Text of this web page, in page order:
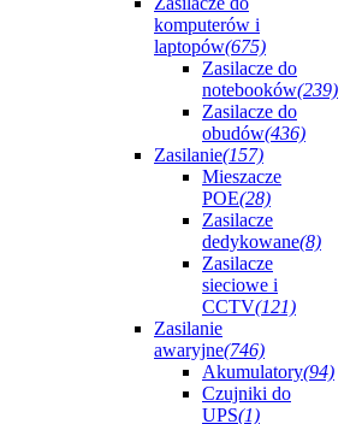
komputerów i
laptopów(675)
Zasilacze do
notebooków(239)
Zasilacze do
obudów(436)
Zasilanie(157)
Mieszacze
POE(28)
Zasilacze
dedykowane(8)
Zasilacze
sieciowe i
CCTV(121)
Zasilanie
awaryjne(746)
Akumulatory(94)
Czujniki do
UPS(1)